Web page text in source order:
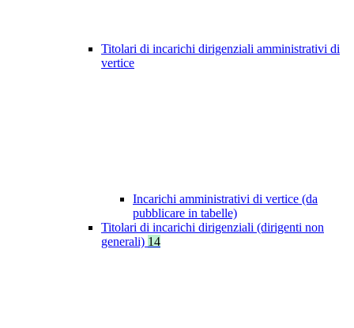
Titolari di incarichi dirigenziali amministrativi di
vertice
Incarichi amministrativi di vertice (da
pubblicare in tabelle)
Titolari di incarichi dirigenziali (dirigenti non
generali) 14